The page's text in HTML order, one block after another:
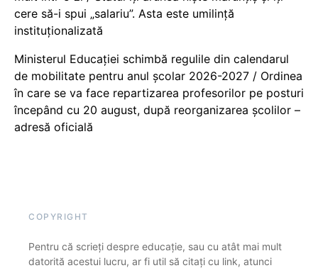
cere să-i spui „salariu”. Asta este umilință
instituționalizată
Ministerul Educației schimbă regulile din calendarul
de mobilitate pentru anul școlar 2026-2027 / Ordinea
în care se va face repartizarea profesorilor pe posturi
începând cu 20 august, după reorganizarea școlilor –
adresă oficială
COPYRIGHT
Pentru că scrieți despre educație, sau cu atât mai mult
datorită acestui lucru, ar fi util să citați cu link, atunci